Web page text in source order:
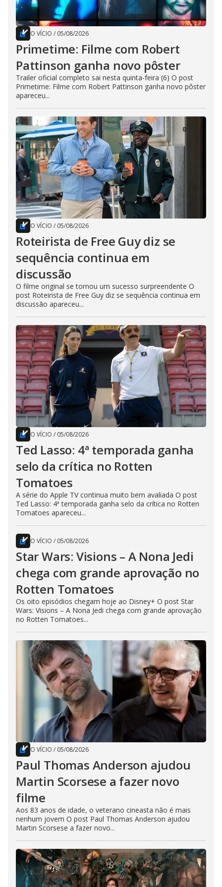
O VÍCIO / 05/08/2026
Primetime: Filme com Robert
Pattinson ganha novo pôster
Trailer oficial completo sai nesta quinta-feira (6) O post
Primetime: Filme com Robert Pattinson ganha novo pôster
apareceu...
O VÍCIO / 05/08/2026
Roteirista de Free Guy diz se
sequência continua em
discussão
O filme original se tornou um sucesso surpreendente O
post Roteirista de Free Guy diz se sequência continua em
discussão apareceu...
O VÍCIO / 05/08/2026
Ted Lasso: 4ª temporada ganha
selo da crítica no Rotten
Tomatoes
A série do Apple TV continua muito bem avaliada O post
Ted Lasso: 4ª temporada ganha selo da crítica no Rotten
Tomatoes apareceu...
O VÍCIO / 05/08/2026
Star Wars: Visions – A Nona Jedi
chega com grande aprovação no
Rotten Tomatoes
Os oito episódios chegam hoje ao Disney+ O post Star
Wars: Visions – A Nona Jedi chega com grande aprovação
no Rotten Tomatoes...
O VÍCIO / 05/08/2026
Paul Thomas Anderson ajudou
Martin Scorsese a fazer novo
filme
Aos 83 anos de idade, o veterano cineasta não é mais
nenhum jovem O post Paul Thomas Anderson ajudou
Martin Scorsese a fazer novo...